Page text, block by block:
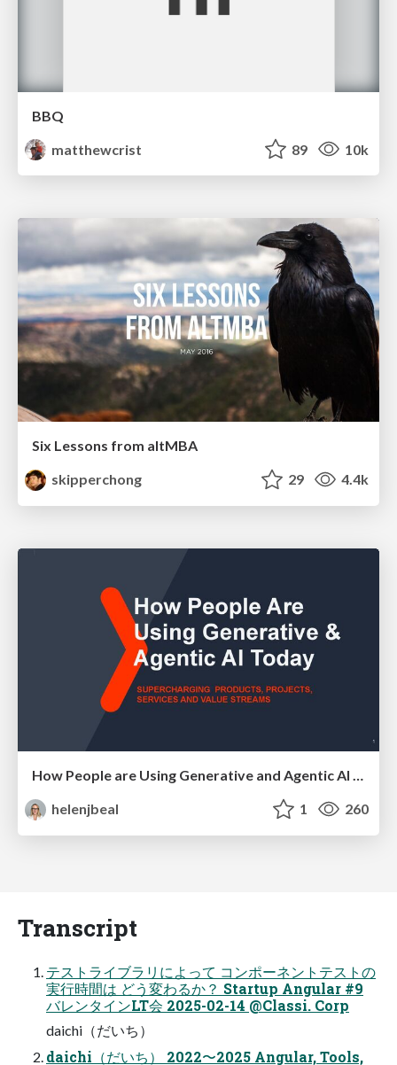
BBQ
matthewcrist
89 10k
Six Lessons from altMBA
skipperchong
29 4.4k
How People are Using Generative and Agentic AI to Supercharge Their Products, Projects, Services and Value Streams Today
helenjbeal
1 260
Transcript
テストライブラリによって コンポーネントテストの
実行時間は どう変わるか？ Startup Angular #9
バレンタインLT会 2025-02-14 @Classi. Corp
daichi（だいち）
daichi（だいち） 2022〜2025 Angular, Tools,